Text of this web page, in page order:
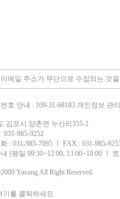
메일 주소가 무단으로 수집되는 것
호 안내 : 109-31-68183 개인정보 관
김포시 양촌면 누산리355-2
031-985-9252
: 031-985-7095 ㅣ FAX : 031-985-
[평일 09:30~12:00, 13:00~18:00 ㅣ
Yusung All Right Reserved.
기를 클릭하세요